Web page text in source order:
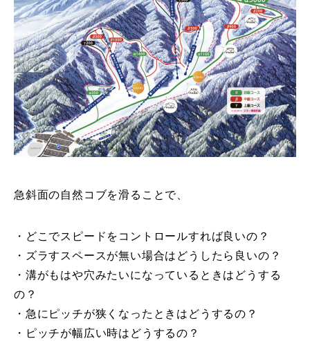
急斜面の自然コブを滑ることで、
・どこでスピードをコントロールすれば良いの？
・ズラすスペースが無い場合はどうしたら良いの？
・溝がもはや穴みたいになっているときはどうする
の？
・急にピッチが狭くなったときはどうするの？
・ピッチが幅広い時はどうするの？